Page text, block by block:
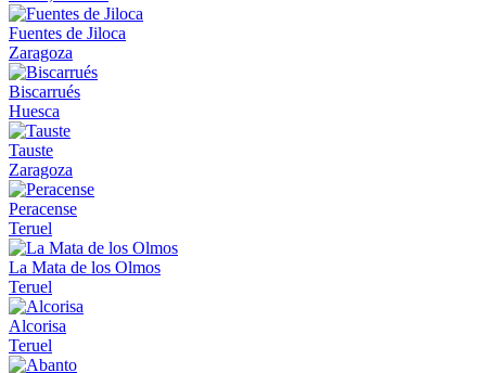
Fuentes de Jiloca
Zaragoza
Biscarrués
Huesca
Tauste
Zaragoza
Peracense
Teruel
La Mata de los Olmos
Teruel
Alcorisa
Teruel